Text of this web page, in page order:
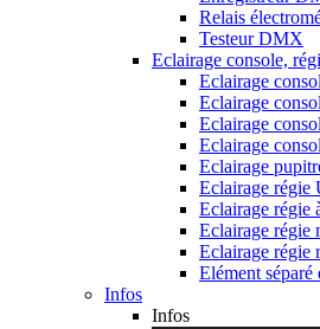
Relais
Testeur DMX
Eclairage console,
Eclairage
Eclairage
Eclairage
Eclairage
Eclairage
Eclairage régie
Eclairage régie
Eclairage régie
Eclairage régie
Elément séparé
Infos
Infos